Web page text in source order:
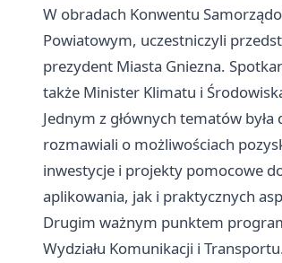
W obradach Konwentu
Powiatowym, uczestniczyli
prezydent Miasta Gniezna.
także Minister Klimatu i
Jednym z głównych tematów
rozmawiali o możliwościach
inwestycje i projekty pomocowe
aplikowania, jak i praktycznych
Drugim ważnym punktem
Wydziału Komunikacji i